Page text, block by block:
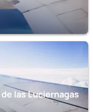
las Luciernagas